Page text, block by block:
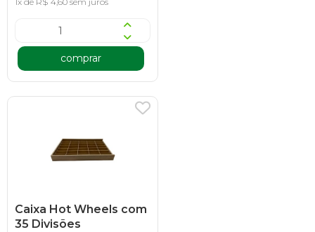
comprar
Caixa Hot Wheels com
35 Divisões